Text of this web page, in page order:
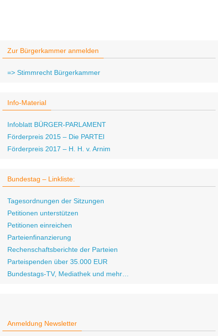
Zur Bürgerkammer anmelden
=> Stimmrecht Bürgerkammer
Info-Material
Infoblatt BÜRGER-PARLAMENT
Förderpreis 2015 – Die PARTEI
Förderpreis 2017 – H. H. v. Arnim
Bundestag – Linkliste:
Tagesordnungen der Sitzungen
Petitionen unterstützen
Petitionen einreichen
Parteienfinanzierung
Rechenschaftsberichte der Parteien
Parteispenden über 35.000 EUR
Bundestags-TV, Mediathek und mehr…
Anmeldung Newsletter